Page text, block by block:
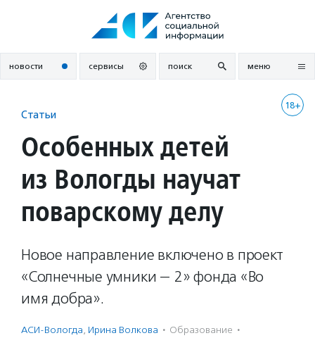
новости сервисы поиск меню
18+
Статьи
Особенных детей
из Вологды научат
поварскому делу
Новое направление включено в проект
«Солнечные умники — 2» фонда «Во
имя добра».
АСИ-Вологда, Ирина Волкова · Образование ·